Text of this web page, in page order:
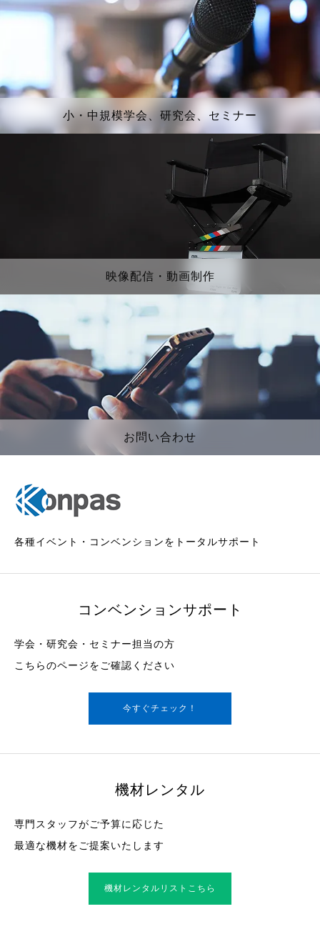
小・中規模学会、研究会、セミナー
映像配信・動画制作
お問い合わせ
各種イベント・コンベンションをトータルサポート
コンベンションサポート
学会・研究会・セミナー担当の方
こちらのページをご確認ください
今すぐチェック！
機材レンタル
専門スタッフがご予算に応じた
最適な機材をご提案いたします
機材レンタルリストこちら